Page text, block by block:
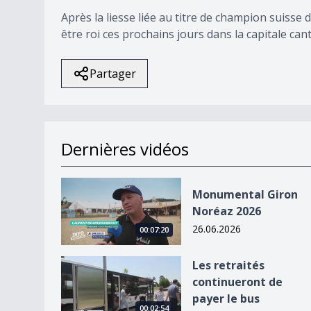
Après la liesse liée au titre de champion
être roi ces prochains jours dans la capitale
Partager
Dernières vidéos
Monumental Giron Noréaz 2026
00:07:20
Monumental Giron
Noréaz 2026
26.06.2026
Les retraités continueront de payer le bus
00:02:54
Les retraités
continueront de
payer le bus